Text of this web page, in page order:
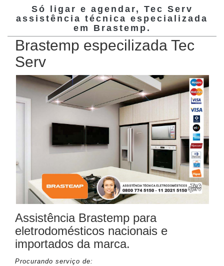
Só ligar e agendar, Tec Serv
assistência técnica especializada
em Brastemp .
Brastemp especilizada Tec
Serv
Assistência Brastemp para
eletrodomésticos nacionais e
importados da marca.
Procurando serviço de: